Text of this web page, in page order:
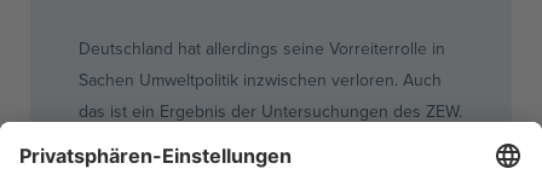
Deutschland hat allerdings seine Vorreiterrolle in
Sachen Umweltpolitik inzwischen verloren. Auch
das ist ein Ergebnis der Untersuchungen desZEW.
Das Zentrum empfiehlt